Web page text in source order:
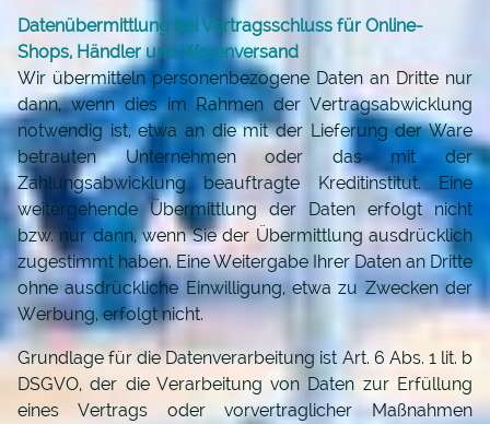
Datenübermittlung bei Vertragsschluss für Online-
Shops, Händler und Warenversand
Wir übermitteln personenbezogene Daten an Dritte nur
dann, wenn dies im Rahmen der Vertragsabwicklung
notwendig ist, etwa an die mit der Lieferung der Ware
betrauten Unternehmen oder das mit der
Zahlungsabwicklung beauftragte Kreditinstitut. Eine
weitergehende Übermittlung der Daten erfolgt nicht
bzw. nur dann, wenn Sie der Übermittlung ausdrücklich
zugestimmt haben. Eine Weitergabe Ihrer Daten an Dritte
ohne ausdrückliche Einwilligung, etwa zu Zwecken der
Werbung, erfolgt nicht.
Grundlage für die Datenverarbeitung ist Art. 6 Abs. 1 lit. b
DSGVO, der die Verarbeitung von Daten zur Erfüllung
eines Vertrags oder vorvertraglicher Maßnahmen